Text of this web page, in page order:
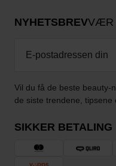
NYHETSBREVVÆR
Vil du få de beste beauty-
de siste trendene, tipsene
SIKKER BETALING